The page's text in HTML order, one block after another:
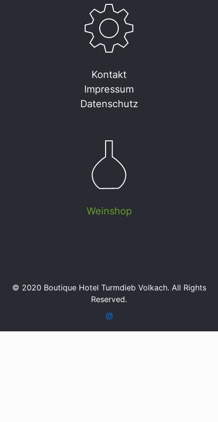
Kontakt
Impressum
Datenschutz
Weinshop
© 2020 Boutique Hotel Turmdieb Volkach. All Rights
Reserved.